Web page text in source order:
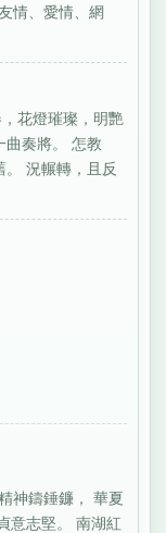
情、愛情、網
花燈璀璨，明艷
曲奏將。 怎教
。 況輾轉，且反
神鑄錘鐮， 華夏
意志堅。 南湖紅